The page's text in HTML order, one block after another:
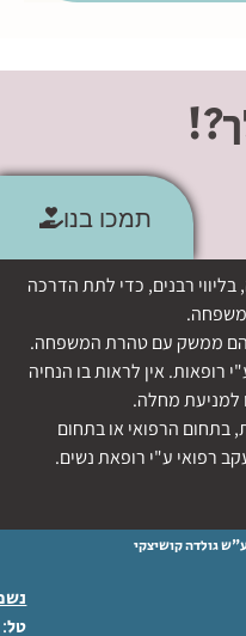
תמכו בנו
רבנים, כדי לתת הדרכה
להם ממשק עם טהרת המשפחה.
אין לראות בו הנחיה
למניעת מחלה.
בתחום הרפואי או בתחום
רפואי ע"י רופאת נשים.
גולדה קושיצקי
טל: 02-6404333